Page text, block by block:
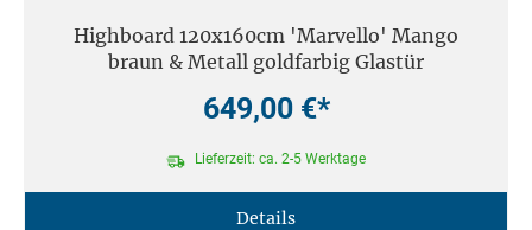
Highboard 120x160cm 'Marvello' Mango
braun & Metall goldfarbig Glastür
649,00 €*
Lieferzeit: ca. 2-5 Werktage
Details